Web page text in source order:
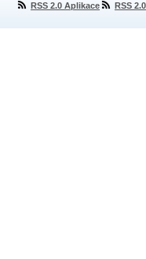
RSS 2.0 Aplikace
RSS